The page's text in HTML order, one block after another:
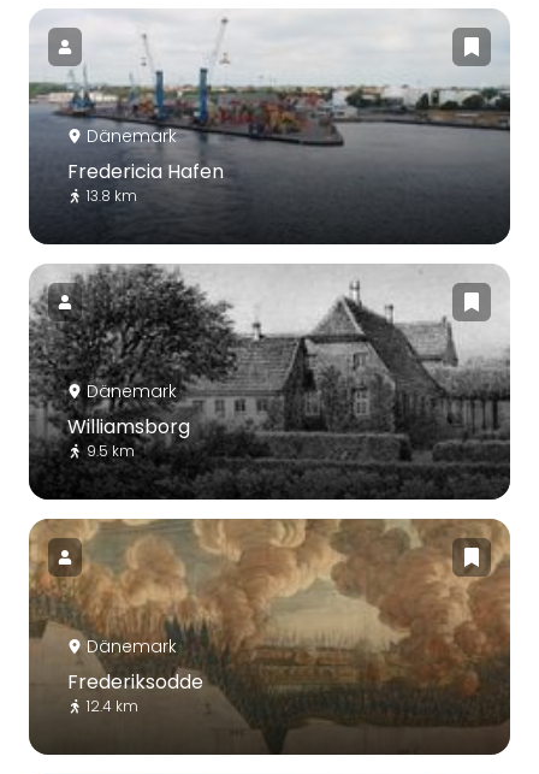
Dänemark
Fredericia Hafen
13.8 km
Dänemark
Williamsborg
9.5 km
Dänemark
Frederiksodde
12.4 km